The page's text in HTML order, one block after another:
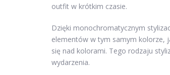
outfit w krótkim czasie.
Dzięki monochromatycznym
elementów w tym samym kolorze,
się nad kolorami. Tego rodzaju
wydarzenia.